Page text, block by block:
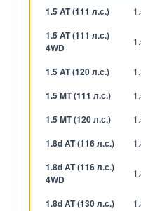
1.5 AT (111 л.с.)
1.5 AT (111 л.с.)
4WD
1.5 AT (120 л.с.)
1.5 MT (111 л.с.)
1.5 MT (120 л.с.)
1.8d AT (116 л.с.)
1.8d AT (116 л.с.)
4WD
1.8d AT (130 л.с.)